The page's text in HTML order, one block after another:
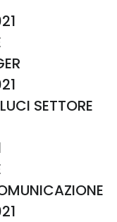
SETTORE